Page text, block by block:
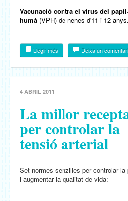
Vacunació contra el virus del
humà (VPH) de nenes d'11 i 12 anys.
Llegir més Deixa un comentari
4 ABRIL 2011
La millor
per controlar la
tensió arterial
Set normes senzilles per controlar la
i augmentar la qualitat de vida: